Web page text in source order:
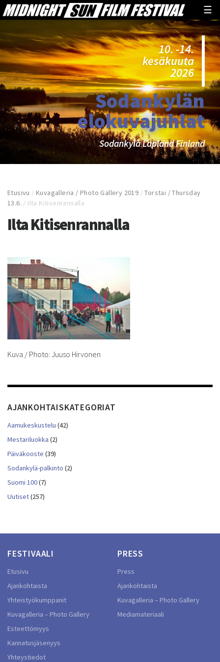
☰
10. -14.
kesäkuuta
2026
Sodankylän
elokuvajuhlat
Sodankylä Lapland Finland
Etusivu /Kuvagalleria / Photo Gallery 2019 /Torstai / Thursday
13.6. / Ilta Kitisenrannalla
Ilta Kitisenrannalla
Kuva / Photo: Juuso Hirvonen
AJANKOHTAISKATEGORIAT
Aamukeskustelu (42)
Mestariluokka (2)
Päiväkooste (39)
Sodankylä-palkinto (2)
Suomi 100(7)
Uutiset(257)
FESTIVAALI
Etusivu
Ajankohtaista
Yhteistyökumppanit
Kuvagalleria – Photo Gallery
Esteettömyys
Kannatusjäsenyys
Yhteystiedot
PRESS
Press
Ajankohtaista
Kuvagalleria – Photo Gallery
Mediamateriaali